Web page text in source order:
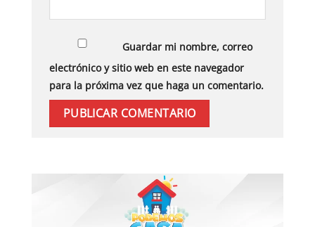
Guardar mi nombre, correo
electrónico y sitio web en este navegador
para la próxima vez que haga un comentario.